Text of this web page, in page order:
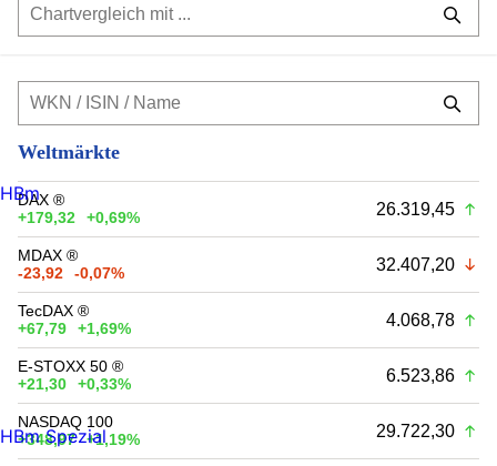
Weltmärkte
DAX ®
+179,32
+0,69% 26.319,45
MDAX ®
-23,92
-0,07% 32.407,20
TecDAX ®
+67,79
+1,69% 4.068,78
E-STOXX 50 ®
+21,30
+0,33% 6.523,86
NASDAQ 100
+348,97
+1,19% 29.722,30
HBm
HBm Spezial